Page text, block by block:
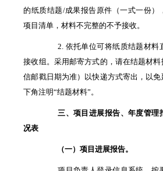
的纸质结题/成果报告原件（一式一份）
项目清单，材料不完整的不予接收。
2. 依托单位可将纸质结题材料
接收组。采用邮寄方式的，请在结题材
信邮戳日期为准）以快递方式寄出，以
下角注明“结题材料”。
三、项目进展报告、年度管理
况表
（一）项目进展报告。